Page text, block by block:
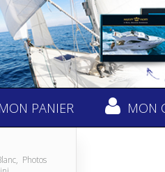
MON PANIER MON
Photos